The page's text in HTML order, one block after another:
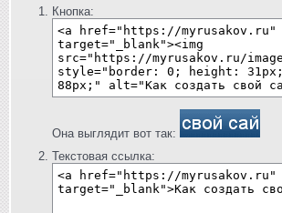
Кнопка:
Она выглядит вот так:
Текстовая ссылка: